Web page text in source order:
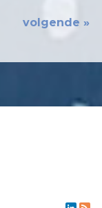
volgende »